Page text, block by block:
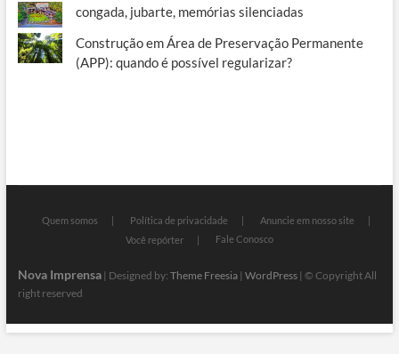
congada, jubarte, memórias silenciadas
Construção em Área de Preservação Permanente
(APP): quando é possível regularizar?
Quem somos Política de privacidade
Anuncie em nosso site
Você repórter
Fale Conosco
Nova Imprensa| Designed by: Theme Freesia| WordPress| © Copyright All
right reserved